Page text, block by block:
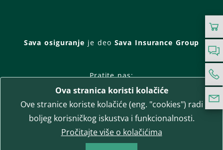
Sava osiguranje je deo Sava Insurance Group
Pratite nas:
Facebook
Instagram
LinkedIn
Twitter
YouTube
WhatsApp
T-media d.o.o. | napredne komunikacije
Ova stranica koristi kolačiće
Ove stranice koriste kolačiće (eng. "cookies") radi
boljeg korisničkog iskustva i funkcionalnosti.
Pročitajte više o kolačićima